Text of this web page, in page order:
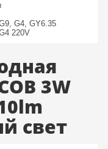
G4, GY6.35
220V
3W
свет